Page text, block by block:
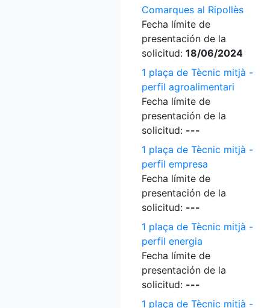
Comarques al Ripollès
Fecha límite de
presentación de la
solicitud: 18/06/2024
1 plaça de Tècnic mitjà -
perfil agroalimentari
Fecha límite de
presentación de la
solicitud: ---
1 plaça de Tècnic mitjà -
perfil empresa
Fecha límite de
presentación de la
solicitud: ---
1 plaça de Tècnic mitjà -
perfil energia
Fecha límite de
presentación de la
solicitud: ---
1 plaça de Tècnic mitjà -